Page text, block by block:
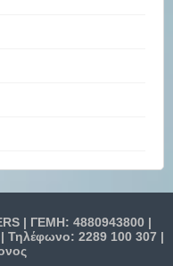
| ΓΕΜΗ: 4880943800 |
Τηλέφωνο: 2289 100 307 |